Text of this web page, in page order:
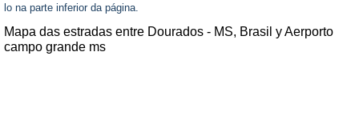
lo na parte inferior da página.
Mapa das estradas entre Dourados - MS, Brasil y Aerporto
campo grande ms